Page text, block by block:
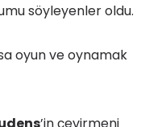
söyleyenler oldu.
oyun ve oynamak
’in çevirmeni